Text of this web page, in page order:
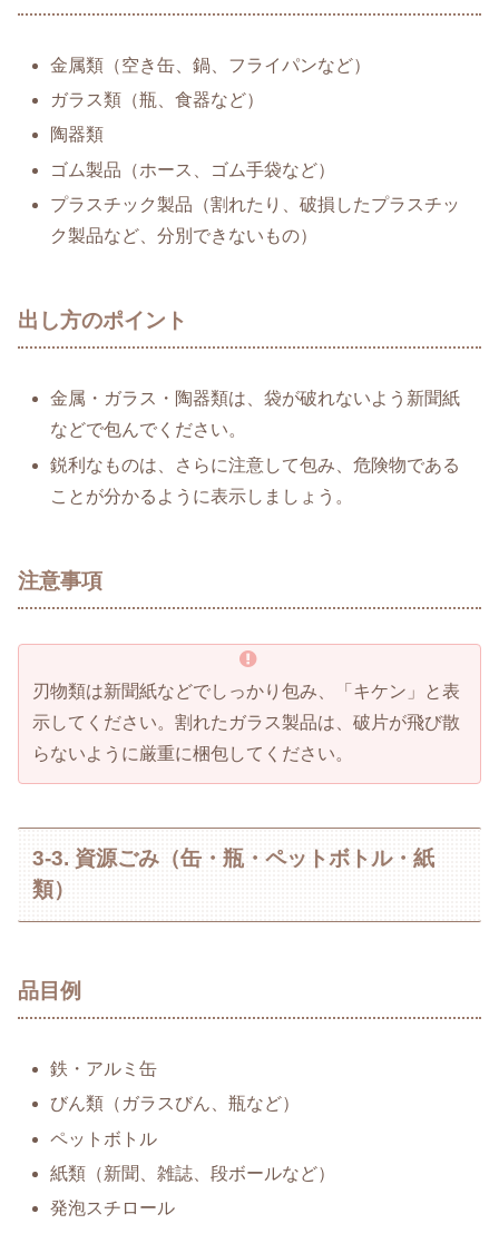
金属類（空き缶、鍋、フライパンなど）
ガラス類（瓶、食器など）
陶器類
ゴム製品（ホース、ゴム手袋など）
プラスチック製品（割れたり、破損したプラスチッ
ク製品など、分別できないもの）
出し方のポイント
金属・ガラス・陶器類は、袋が破れないよう新聞紙
などで包んでください。
鋭利なものは、さらに注意して包み、危険物である
ことが分かるように表示しましょう。
注意事項
刃物類は新聞紙などでしっかり包み、「キケン」と表
示してください。割れたガラス製品は、破片が飛び散
らないように厳重に梱包してください。
3-3. 資源ごみ（缶・瓶・ペットボトル・紙
類）
品目例
鉄・アルミ缶
びん類（ガラスびん、瓶など）
ペットボトル
紙類（新聞、雑誌、段ボールなど）
発泡スチロール